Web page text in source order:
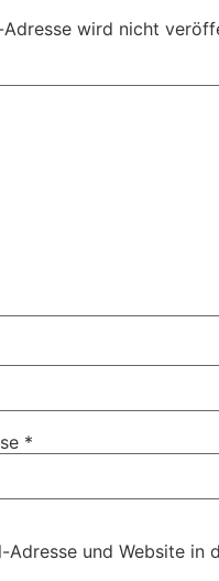
Adresse wird nicht
*
Adresse und Website in